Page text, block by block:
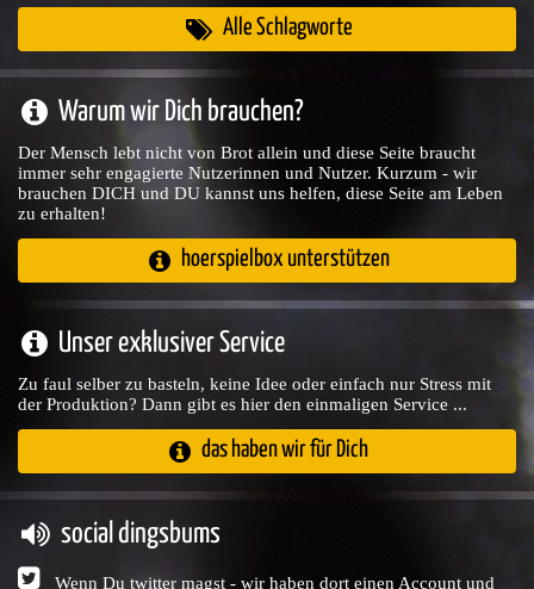
Alle Schlagworte
Warum wir Dich brauchen?
Der Mensch lebt nicht von Brot allein und diese Seite braucht
immer sehr engagierte Nutzerinnen und Nutzer. Kurzum - wir
brauchen DICH und DU kannst uns helfen, diese Seite am Leben
zu erhalten!
hoerspielbox unterstützen
Unser exklusiver Service
Zu faul selber zu basteln, keine Idee oder einfach nur Stress mit
der Produktion? Dann gibt es hier den einmaligen Service ...
das haben wir für Dich
social dingsbums
Wenn Du twitter magst - wir haben dort einen Account und